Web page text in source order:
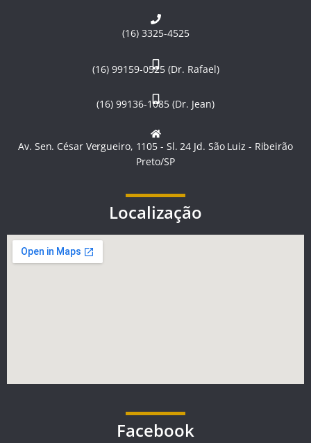
(16) 3325-4525
(16) 99159-0525 (Dr. Rafael)
(16) 99136-1085 (Dr. Jean)
Av. Sen. César Vergueiro, 1105 - Sl. 24 Jd. São Luiz - Ribeirão
Preto/SP
Localização
Facebook